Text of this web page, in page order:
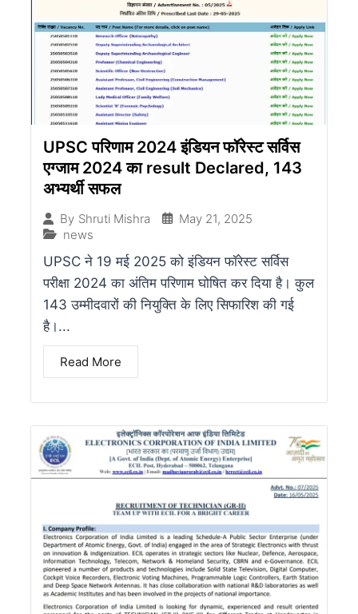
UPSC परिणाम 2024 इंडियन फॉरेस्ट सर्विस
एग्जाम 2024 का result Declared, 143
अभ्यर्थी सफल
By Shruti Mishra
May 21, 2025
news
UPSC ने 19 मई 2025 को इंडियन फॉरेस्ट सर्विस
परीक्षा 2024 का अंतिम परिणाम घोषित कर दिया है। कुल
143 उम्मीदवारों की नियुक्ति के लिए सिफारिश की गई
है।...
Read More